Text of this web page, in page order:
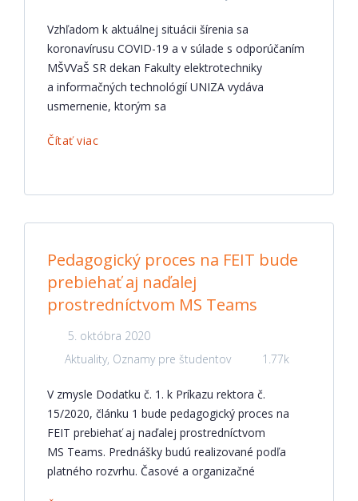
Vzhľadom k aktuálnej situácii šírenia sa
koronavírusu COVID-19 a v súlade s odporúčaním
MŠVVaŠ SR dekan Fakulty elektrotechniky
a informačných technológií UNIZA vydáva
usmernenie, ktorým sa
Čítať viac
Pedagogický proces na FEIT bude
prebiehať aj naďalej
prostredníctvom MS Teams
5. októbra 2020
Aktuality, Oznamy pre študentov 1.77k
V zmysle Dodatku č. 1. k Príkazu rektora č.
15/2020, článku 1 bude pedagogický proces na
FEIT prebiehať aj naďalej prostredníctvom
MS Teams. Prednášky budú realizované podľa
platného rozvrhu. Časové a organizačné